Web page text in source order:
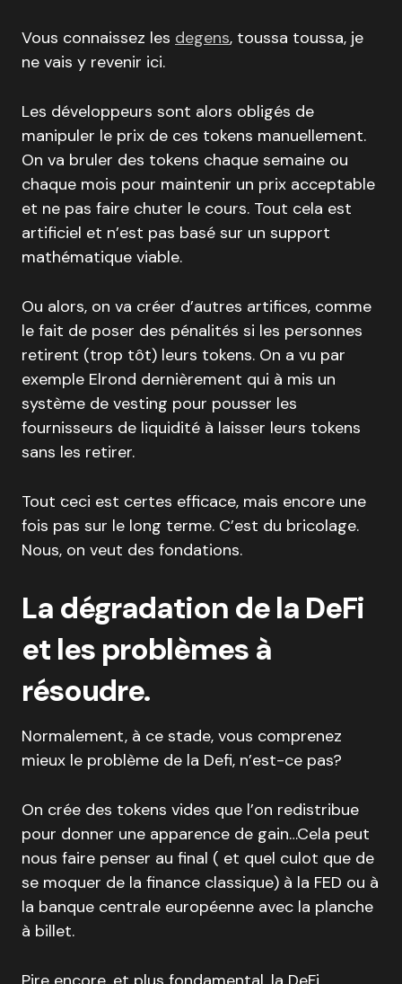
Vous connaissez les degens, toussa toussa, je
ne vais y revenir ici.
Les développeurs sont alors obligés de
manipuler le prix de ces tokens manuellement.
On va bruler des tokens chaque semaine ou
chaque mois pour maintenir un prix acceptable
et ne pas faire chuter le cours. Tout cela est
artificiel et n’est pas basé sur un support
mathématique viable.
Ou alors, on va créer d’autres artifices, comme
le fait de poser des pénalités si les personnes
retirent (trop tôt) leurs tokens. On a vu par
exemple Elrond dernièrement qui à mis un
système de vesting pour pousser les
fournisseurs de liquidité à laisser leurs tokens
sans les retirer.
Tout ceci est certes efficace, mais encore une
fois pas sur le long terme. C’est du bricolage.
Nous, on veut des fondations.
La dégradation de la DeFi
et les problèmes à
résoudre.
Normalement, à ce stade, vous comprenez
mieux le problème de la Defi, n’est-ce pas?
On crée des tokens vides que l’on redistribue
pour donner une apparence de gain…Cela peut
nous faire penser au final ( et quel culot que de
se moquer de la finance classique) à la FED ou à
la banque centrale européenne avec la planche
à billet.